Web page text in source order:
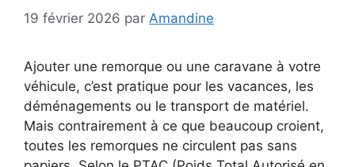
19 février 2026 par Amandine
Ajouter une remorque ou une caravane à votre
véhicule, c’est pratique pour les vacances, les
déménagements ou le transport de matériel.
Mais contrairement à ce que beaucoup croient,
toutes les remorques ne circulent pas sans